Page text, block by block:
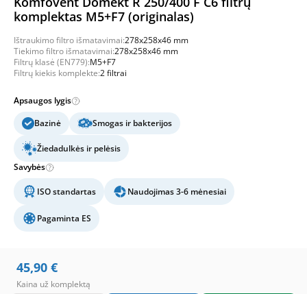
komplektas M5+F7 (originalas)
Ištraukimo filtro išmatavimai:278x258x46 mm
Tiekimo filtro išmatavimai:278x258x46 mm
Filtrų klasė (EN779):M5+F7
Filtrų kiekis komplekte:2 filtrai
Apsaugos lygis
Bazinė
Smogas ir bakterijos
Žiedadulkės ir pelėsis
Savybės
ISO standartas Naudojimas 3-6 mėnesiai
Pagaminta ES
45,90 €
Kaina už komplektą